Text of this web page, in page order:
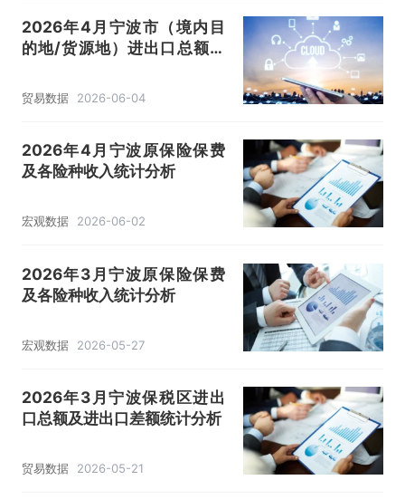
2026年4月宁波市（境内目
的地/货源地）进出口总额及
贸易数据 2026-06-04
2026年4月宁波原保险保费
及各险种收入统计分析
宏观数据 2026-06-02
2026年3月宁波原保险保费
及各险种收入统计分析
宏观数据 2026-05-27
2026年3月宁波保税区进出
口总额及进出口差额统计分析
贸易数据 2026-05-21